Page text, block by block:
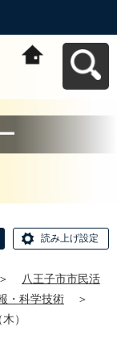
読み上げ設定
＞
八王子市市民活
・科学技術
＞
）